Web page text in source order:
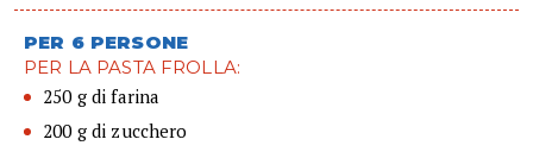
PER 6 PERSONE
PER LA PASTA FROLLA:
250 g di farina
200 g di zucchero